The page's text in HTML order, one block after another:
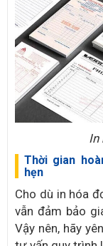
In
Thời gian
hẹn
Cho dù in hóa
vẫn đảm bảo
Vậy nên, hãy